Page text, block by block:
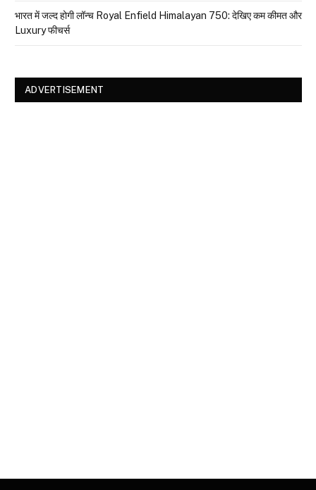
भारत में जल्द होगी लॉन्च Royal Enfield Himalayan 750: देखिए कम कीमत और
Luxury फीचर्स
ADVERTISEMENT